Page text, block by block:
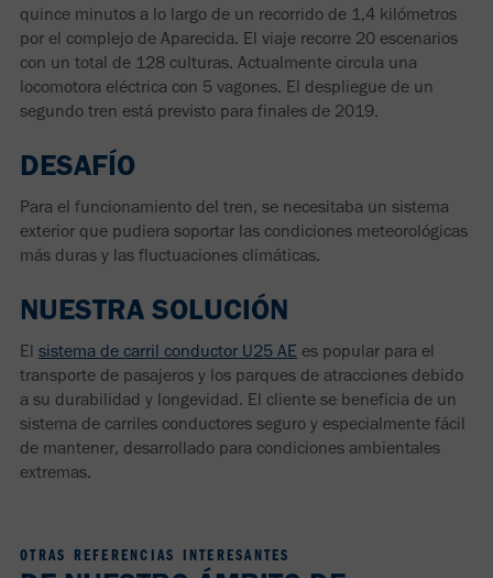
quince minutos a lo largo de un recorrido de 1,4 kilómetros
por el complejo de Aparecida. El viaje recorre 20 escenarios
con un total de 128 culturas. Actualmente circula una
locomotora eléctrica con 5 vagones. El despliegue de un
segundo tren está previsto para finales de 2019.
DESAFÍO
Para el funcionamiento del tren, se necesitaba un sistema
exterior que pudiera soportar las condiciones meteorológicas
más duras y las fluctuaciones climáticas.
NUESTRA SOLUCIÓN
El sistema de carril conductor U25 AE es popular para el
transporte de pasajeros y los parques de atracciones debido
a su durabilidad y longevidad. El cliente se beneficia de un
sistema de carriles conductores seguro y especialmente fácil
de mantener, desarrollado para condiciones ambientales
extremas.
OTRAS REFERENCIAS INTERESANTES